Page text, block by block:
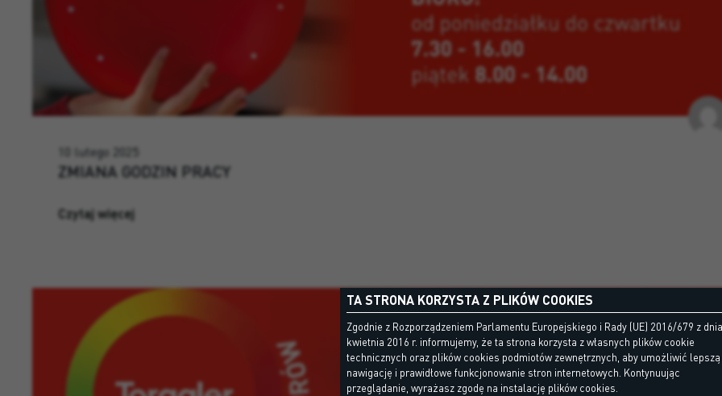
10 lutego 2025
ZMIANA GODZIN PRACY
Czytaj więcej
TA STRONA KORZYSTA Z PLIKÓW COOKIES
Zgodnie z Rozporządzeniem Parlamentu Europejskiego i Rady (UE) 2016/679 z
kwietnia 2016 r. informujemy, że ta strona korzysta z własnych plików cookie
technicznych oraz plików cookies podmiotów zewnętrznych, aby umożliwić lepszą
nawigację i prawidłowe funkcjonowanie stron internetowych. Kontynuując
przeglądanie, wyrażasz zgodę na instalację plików cookies.